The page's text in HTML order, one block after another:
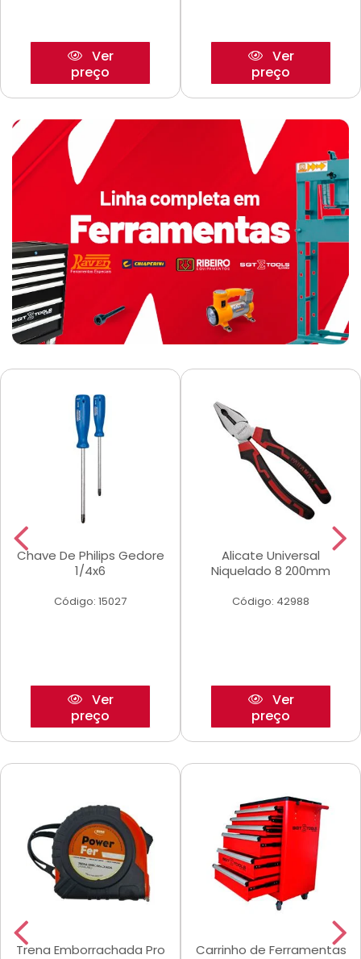
Ver
preço
Ver
preço
Chave De Philips Gedore
1/4x6
Código: 15027
Ver
preço
Alicate Universal
Niquelado 8 200mm
Código: 42988
Ver
preço
Trena Emborrachada Pro
Carrinho de Ferramentas